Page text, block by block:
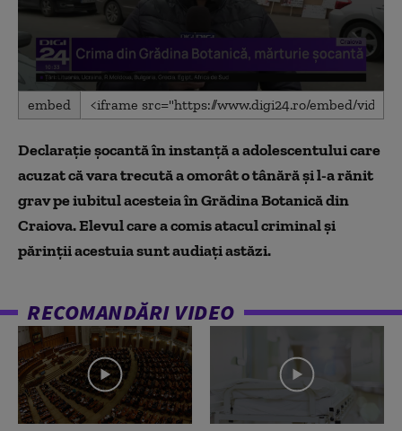
0
seconds
minute,
seconds
embed
Declarație șocantă în instanță a adolescentului care
acuzat că vara trecută a omorât o tânără și l-a rănit
grav pe iubitul acesteia în Grădina Botanică din
Craiova. Elevul care a comis atacul criminal și
părinții acestuia sunt audiați astăzi.
RECOMANDĂRI VIDEO